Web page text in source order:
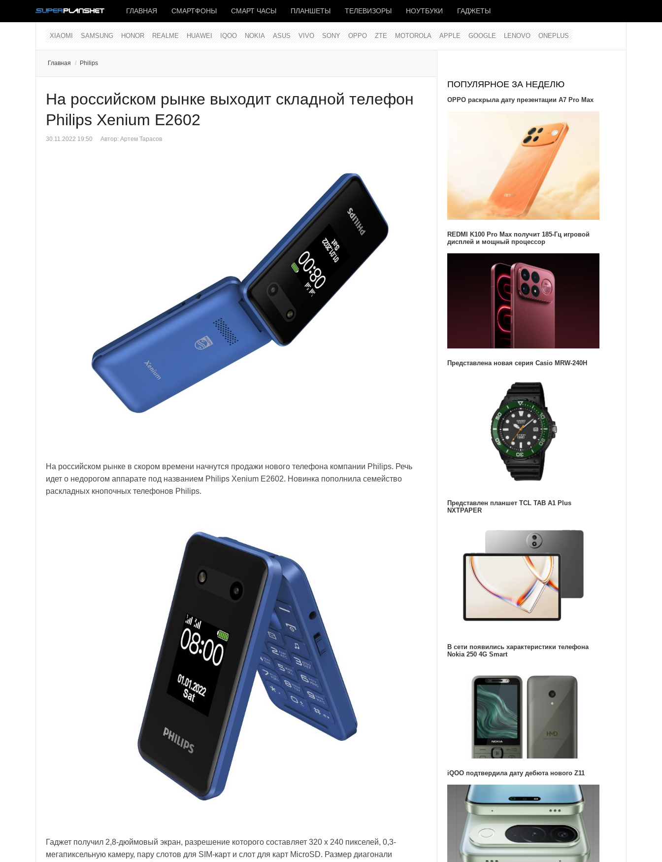
ГЛАВНАЯ СМАРТФОНЫ СМАРТ ЧАСЫ ПЛАНШЕТЫ ТЕЛЕВИЗОРЫ НОУТБУКИ ГАДЖЕТЫ
XIAOMI SAMSUNG HONOR REALME HUAWEI IQOO NOKIA ASUS VIVO SONY OPPO ZTE MOTOROLA APPLE GOOGLE LENOVO ONEPLUS
Главная / Philips
На российском рынке выходит складной телефон
Philips Xenium E2602
30.11.2022 19:50 Автор: Артем Тарасов
На российском рынке в скором времени начнутся продажи нового телефона компании Philips. Речь
идет о недорогом аппарате под названием Philips Xenium E2602. Новинка пополнила семейство
раскладных кнопочных телефонов Philips.
Гаджет получил 2,8-дюймовый экран, разрешение которого составляет 320 х 240 пикселей, 0,3-
мегапиксельную камеру, пару слотов для SIM-карт и слот для карт MicroSD. Размер диагонали
ПОПУЛЯРНОЕ ЗА НЕДЕЛЮ
OPPO раскрыла дату презентации A7 Pro Max
REDMI K100 Pro Max получит 185-Гц игровой
дисплей и мощный процессор
Представлена новая серия Casio MRW-240H
Представлен планшет TCL TAB A1 Plus
NXTPAPER
В сети появились характеристики телефона
Nokia 250 4G Smart
iQOO подтвердила дату дебюта нового Z11